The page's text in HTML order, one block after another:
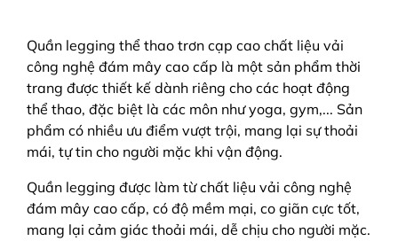
Quần legging thể thao trơn cạp cao chất liệu vải
công nghệ đám mây cao cấp là một sản phẩm thời
trang được thiết kế dành riêng cho các hoạt động
thể thao, đặc biệt là các môn như yoga, gym,... Sản
phẩm có nhiều ưu điểm vượt trội, mang lại sự thoải
mái, tự tin cho người mặc khi vận động.
Quần legging được làm từ chất liệu vải công nghệ
đám mây cao cấp, có độ mềm mại, co giãn cực tốt,
mang lại cảm giác thoải mái, dễ chịu cho người mặc.